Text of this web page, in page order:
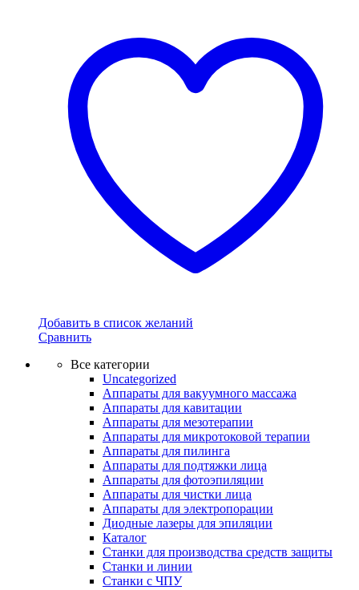
Добавить в список желаний
Сравнить
Все категории
Uncategorized
Аппараты для вакуумного массажа
Аппараты для кавитации
Аппараты для мезотерапии
Аппараты для микротоковой терапии
Аппараты для пилинга
Аппараты для подтяжки лица
Аппараты для фотоэпиляции
Аппараты для чистки лица
Аппараты для электропорации
Диодные лазеры для эпиляции
Каталог
Станки для производства средств защиты
Станки и линии
Станки с ЧПУ